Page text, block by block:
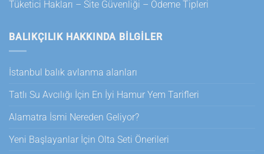
Tüketici Hakları – Site Güvenliği – Ödeme Tipleri
BALIKÇILIK HAKKINDA BILGILER
İstanbul balık avlanma alanları
Tatlı Su Avcılığı İçin En İyi Hamur Yem Tarifleri
Alamatra İsmi Nereden Geliyor?
Yeni Başlayanlar İçin Olta Seti Önerileri